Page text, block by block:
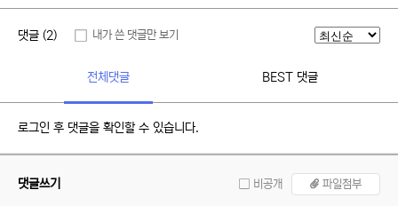
댓글 (2) 내가 쓴 댓글만 보기
전체댓글 BEST 댓글
로그인 후 댓글을 확인할 수 있습니다.
댓글쓰기 비공개 파일첨부